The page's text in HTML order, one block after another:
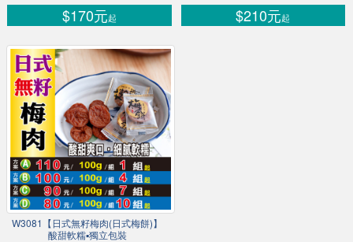
$170元起 $210元起
W3081【日式無籽梅肉(日式梅餅)】
酸甜軟糯▪獨立包裝